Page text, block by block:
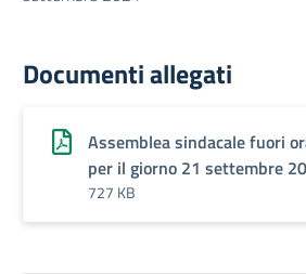
Documenti allegati
Assemblea sindacale fuori
per il giorno 21 settembre
727 KB